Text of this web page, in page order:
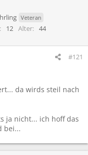
Veteran
12 Alter
44
#121
da wirds steil nach
ja nicht... ich hoff das
bei...